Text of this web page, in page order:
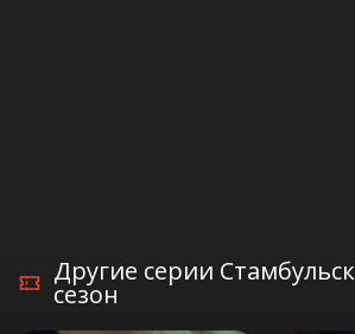
Другие серии
сезон